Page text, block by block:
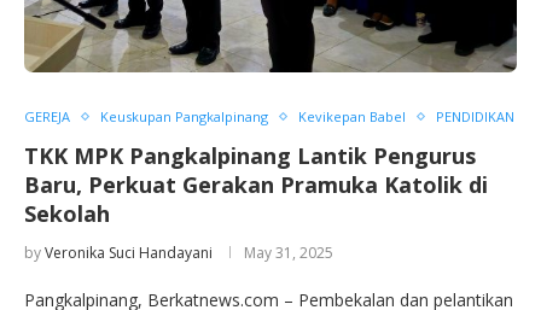
GEREJA Keuskupan Pangkalpinang Kevikepan Babel PENDIDIKAN
TKK MPK Pangkalpinang Lantik Pengurus
Baru, Perkuat Gerakan Pramuka Katolik di
Sekolah
byVeronika Suci Handayani May 31, 2025
Pangkalpinang, Berkatnews.com – Pembekalan dan pelantikan